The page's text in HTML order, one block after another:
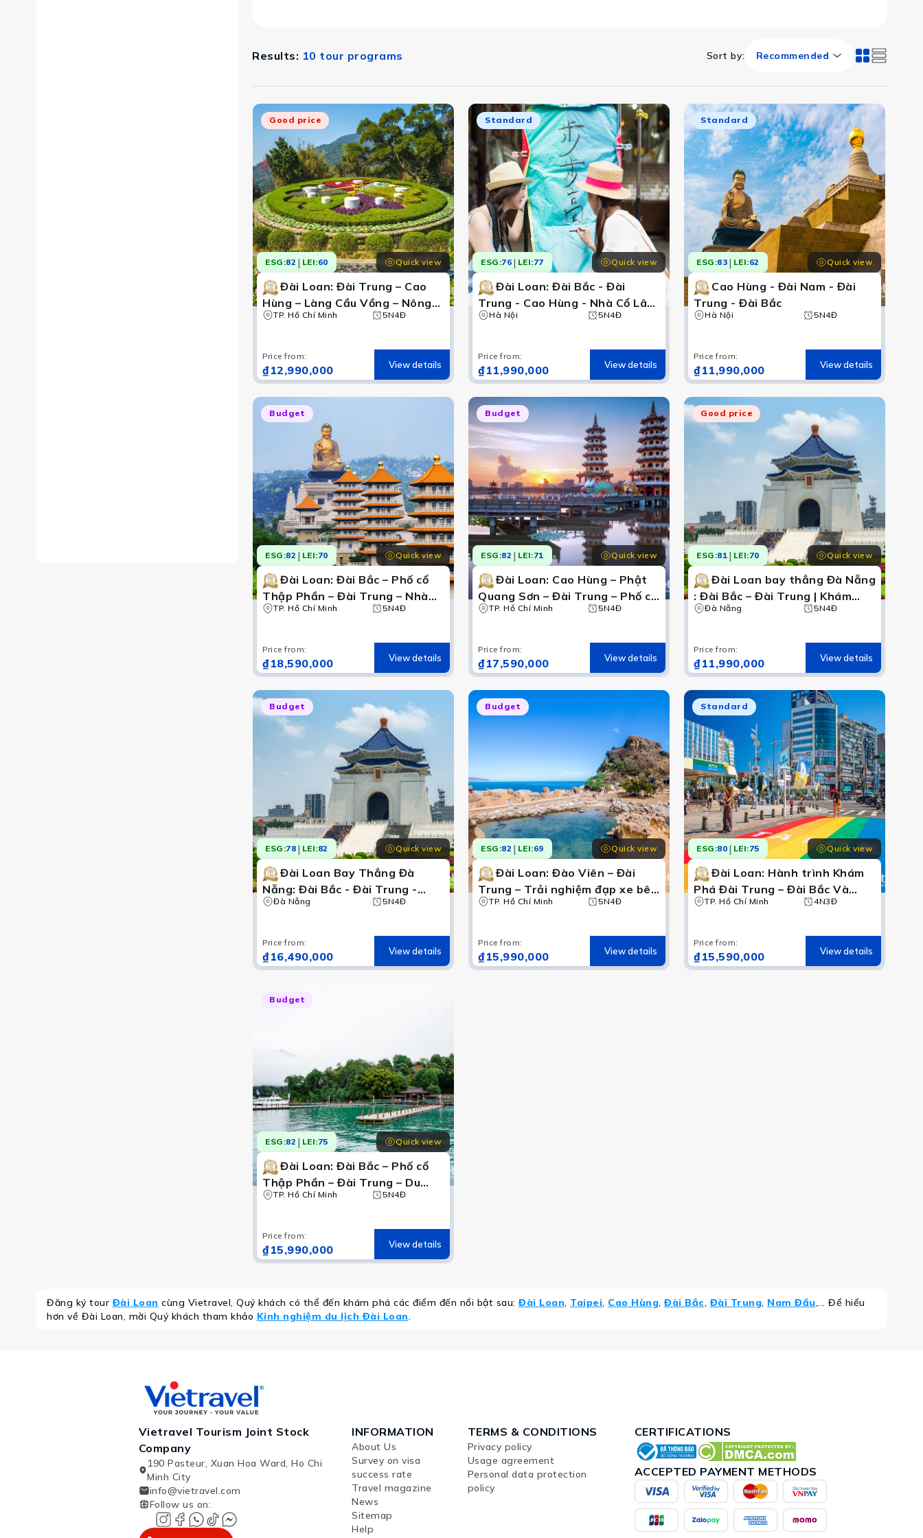
Đài Loan
Đặt tour du lịch Đài Loan trên Vietravel khám phá Đài Bắc, Đài Trung, Cao Hùng, Lộc Cảng, Đào Viên và nhiều điểm đến nổi bật của hòn đảo xinh đẹp. Xem ngay!
Results: 10 tour programs Sort by: Recommended
Good price
ESG:82 | LEI:60 Quick view
Đài Loan: Đài Trung – Cao
Hùng – Làng Cầu Vồng – Nông
trường Thanh Cảnh – Đài Bắc –
TP. Hồ Chí Minh 5N4Đ
Price from:
₫12,990,000 View details
Standard
ESG:76 | LEI:77 Quick view
Đài Loan: Đài Bắc - Đài
Trung - Cao Hùng - Nhà Cổ Lâm
Thái An - Thả đèn trời Phố cổ
Hà Nội 5N4Đ
Price from:
₫11,990,000 View details
Standard
ESG:83 | LEI:62 Quick view
Cao Hùng - Đài Nam - Đài
Trung - Đài Bắc
Hà Nội 5N4Đ
Price from:
₫11,990,000 View details
Budget
ESG:82 | LEI:70 Quick view
Đài Loan: Đài Bắc – Phố cổ
Thập Phần – Đài Trung – Nhà
ga Checheng – Du thuyền Nhật
TP. Hồ Chí Minh 5N4Đ
Price from:
₫18,590,000 View details
Budget
ESG:82 | LEI:71 Quick view
Đài Loan: Cao Hùng – Phật
Quang Sơn – Đài Trung – Phố cổ
Lộc Cảng – Đài Bắc
TP. Hồ Chí Minh 5N4Đ
Price from:
₫17,590,000 View details
Good price
ESG:81 | LEI:70 Quick view
Đài Loan bay thẳng Đà Nẵng
: Đài Bắc – Đài Trung | Khám
phá làng cổ Thập Phần - Tặng
Đà Nẵng 5N4Đ
Price from:
₫11,990,000 View details
Budget
ESG:78 | LEI:82 Quick view
Đài Loan Bay Thẳng Đà
Nẵng: Đài Bắc - Đài Trung -
Làng Cổ Thập Phần - Tặng Thả
Đà Nẵng 5N4Đ
Price from:
₫16,490,000 View details
Budget
ESG:82 | LEI:69 Quick view
Đài Loan: Đào Viên – Đài
Trung – Trải nghiệm đạp xe bên
Hồ Nhật Nguyệt – Phố Núi Cửu
TP. Hồ Chí Minh 5N4Đ
Price from:
₫15,990,000 View details
Standard
ESG:80 | LEI:75 Quick view
Đài Loan: Hành trình Khám
Phá Đài Trung – Đài Bắc Và
Chinh Phục Giải Marathon Eva
TP. Hồ Chí Minh 4N3Đ
Price from:
₫15,590,000 View details
Budget
ESG:82 | LEI:75 Quick view
Đài Loan: Đài Bắc – Phố cổ
Thập Phần – Đài Trung – Du
thuyền Hồ Nhật Nguyệt – Cao
TP. Hồ Chí Minh 5N4Đ
Price from:
₫15,990,000 View details
Đăng ký tourĐài Loan cùng Vietravel, Quý khách có thể đến khám phá các điểm đến nổi bật sau:Đài Loan, Taipei, Cao Hùng,Đài Bắc,Đài Trung, Nam Đầu,... Để hiểu
hơn về Đài Loan, mời Quý khách tham khảo Kinh nghiệm du lịch Đài Loan.
Vietravel Tourism Joint Stock
Company
190 Pasteur, Xuan Hoa Ward, Ho Chi
Minh City
info@vietravel.com
Follow us on:
INFORMATION
About Us
Survey on visa
success rate
Travel magazine
News
Sitemap
Help
TERMS & CONDITIONS
Privacy policy
Usage agreement
Personal data protection
policy
CERTIFICATIONS
ACCEPTED PAYMENT METHODS